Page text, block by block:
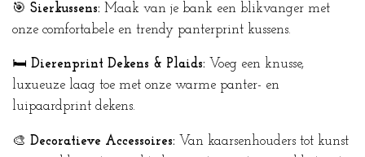
🎯 Sierkussens: Maak van je bank een blikvanger met
onze comfortabele en trendy panterprint kussens.
🛏️ Dierenprint Dekens & Plaids: Voeg een knusse,
luxueuze laag toe met onze warme panter- en
luipaardprint dekens.
🎨 Decoratieve Accessoires: Van kaarsenhouders tot kunst